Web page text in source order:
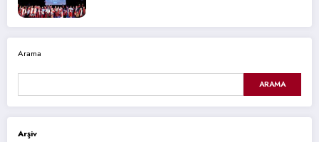
Arama
ARAMA
Arşiv